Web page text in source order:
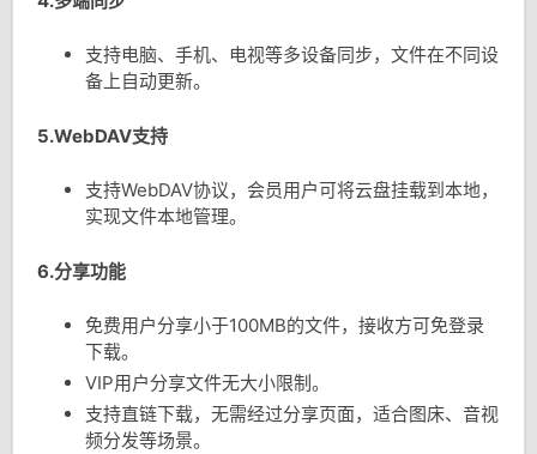
支持电脑、手机、电视等多设备同步，文件在不同设
备上自动更新。
5.WebDAV支持
支持WebDAV协议，会员用户可将云盘挂载到本地，
实现文件本地管理。
6.分享功能
免费用户分享小于100MB的文件，接收方可免登录
下载。
VIP用户分享文件无大小限制。
支持直链下载，无需经过分享页面，适合图床、音视
频分发等场景。